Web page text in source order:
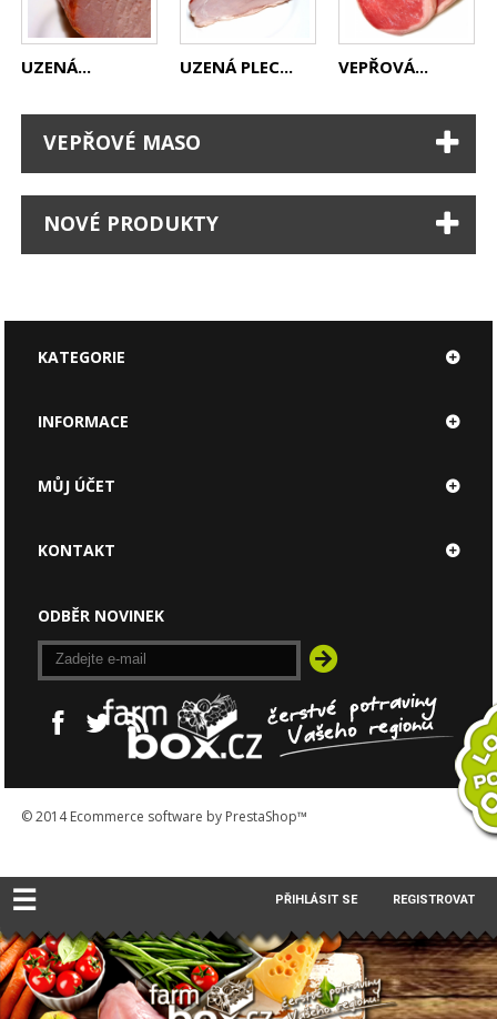
UZENÁ... UZENÁ PLEC... VEPŘOVÁ...
VEPŘOVÉ MASO
NOVÉ PRODUKTY
KATEGORIE
INFORMACE
© 2014Ecommerce software by PrestaShop™
MŮJ ÚČET
KONTAKT
ODBĚR NOVINEK
☰ PŘIHLÁSIT SE REGISTROVAT